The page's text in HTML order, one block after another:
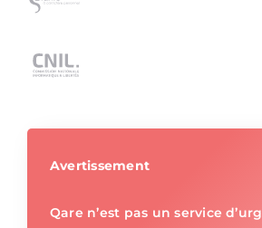
Avertissement
Qare n’est pas un service